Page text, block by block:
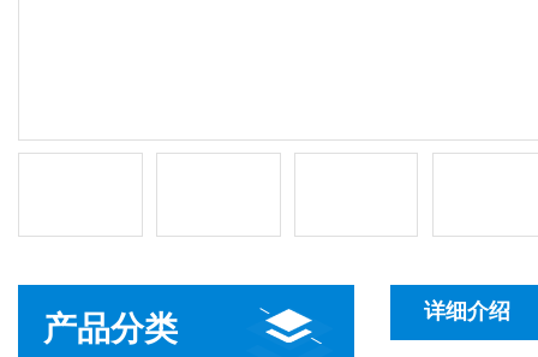
产品分类 详细介绍